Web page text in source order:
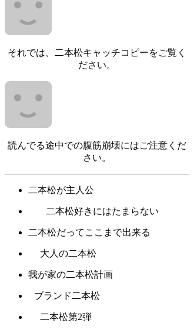
それでは、二本松キャッチコピーをご覧く
ださい。
読んでる途中での腹筋崩壊にはご注意くだ
さい。
二本松が主人公
二本松好きにはたまらない
二本松だってここまで出来る
大人の二本松
我が家の二本松計画
ブランド二本松
二本松第2弾